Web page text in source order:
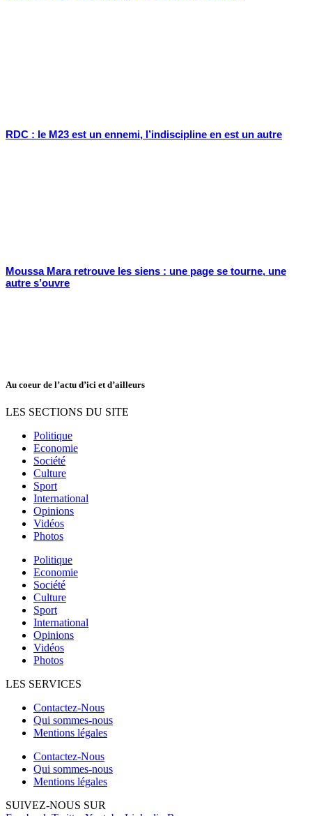
RDC : le M23 est un ennemi, l’indiscipline en est un autre
Moussa Mara retrouve les siens : une page se tourne, une
autre s’ouvre
Au coeur de l’actu d’ici et d’ailleurs
LES SECTIONS DU SITE
Politique
Economie
Société
Culture
Sport
International
Opinions
Vidéos
Photos
Politique
Economie
Société
Culture
Sport
International
Opinions
Vidéos
Photos
LES SERVICES
Contactez-Nous
Qui sommes-nous
Mentions légales
Contactez-Nous
Qui sommes-nous
Mentions légales
SUIVEZ-NOUS SUR